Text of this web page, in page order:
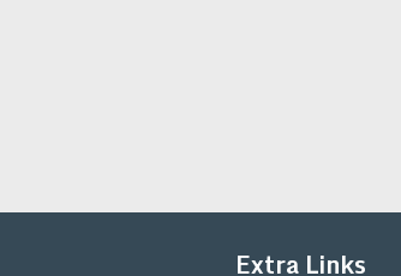
Extra Links